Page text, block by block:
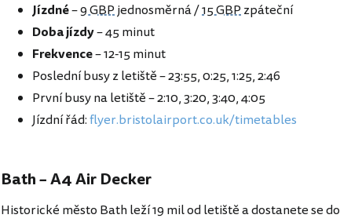
Jízdné–9 GBPjednosměrná /15 GBPzpáteční
Doba jízdy– 45 minut
Frekvence– 12-15 minut
Poslední busy z letiště – 23:55, 0:25, 1:25, 2:46
První busy na letiště – 2:10, 3:20, 3:40, 4:05
Jízdní řád:flyer.bristolairport.co.uk/timetables
Bath – A4 Air Decker
Historické město Bath leží 19 mil od letiště a dostanete se